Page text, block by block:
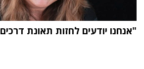
"אנחנו יודעים לחזות תאונת דרכים 3-5 ימים מראש"